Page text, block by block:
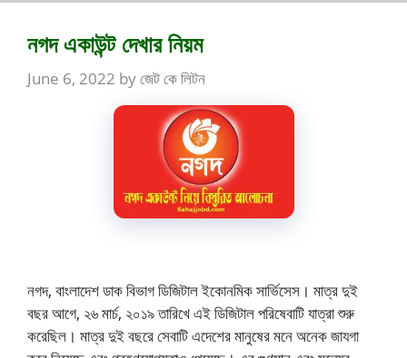
নগদ একাউন্ট দেখার নিয়ম
June 6, 2022 byজেট কে লিটন
নগদ, বাংলাদেশ ডাক বিভাগ ডিজিটাল ইকোনমিক সার্ভিসেস। মাত্র দুই
বছর আগে, ২৬ মার্চ, ২০১৯ তারিখে এই ডিজিটাল পরিষেবাটি যাত্রা শুরু
করেছিল। মাত্র দুই বছরে সেবাটি এদেশের মানুষের মনে অনেক জাযগা